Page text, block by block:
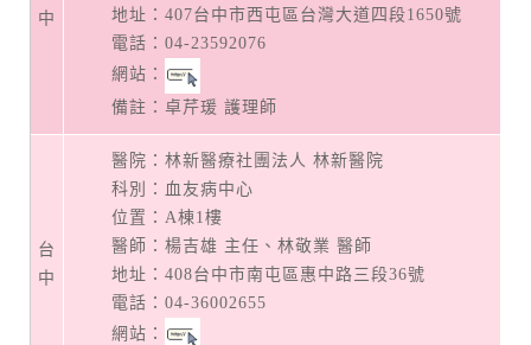
中
地址： 407台中市西屯區台灣大道四段1650號
電話： 04-23592076
網站：
備註：卓芹瑗 護理師
台
中
醫院：林新醫療社團法人 林新醫院
科別：血友病中心
位置：A棟1樓
醫師：楊吉雄 主任、林敬業 醫師
地址： 408台中市南屯區惠中路三段36號
電話： 04-36002655
網站：